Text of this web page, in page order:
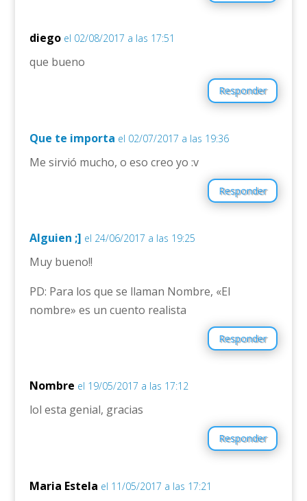
diego el 02/08/2017 a las 17:51
que bueno
Responder
Que te importa el 02/07/2017 a las 19:36
Me sirvió mucho, o eso creo yo :v
Responder
Alguien ;] el 24/06/2017 a las 19:25
Muy bueno!!
PD: Para los que se llaman Nombre, «El
nombre» es un cuento realista
Responder
Nombre el 19/05/2017 a las 17:12
lol esta genial, gracias
Responder
Maria Estela el 11/05/2017 a las 17:21